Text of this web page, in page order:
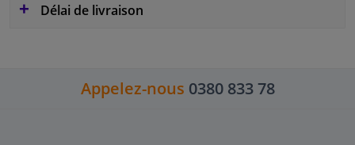
Délai de livraison
Appelez-nous 0380 833 78